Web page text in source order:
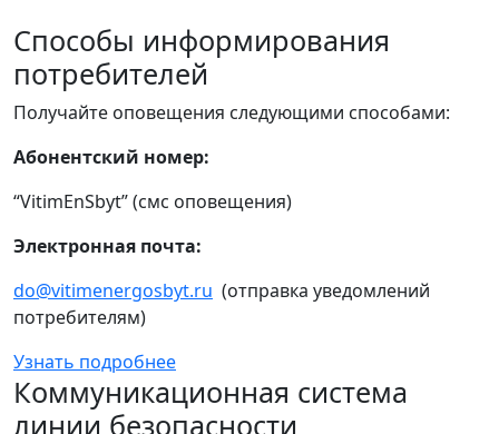
Способы информирования
потребителей
Получайте оповещения следующими способами:
Абонентский номер:
“VitimEnSbyt” (смс оповещения)
Электронная почта:
do@vitimenergosbyt.ru (отправка уведомлений
потребителям)
Узнать подробнее
Коммуникационная система
линии безопасности